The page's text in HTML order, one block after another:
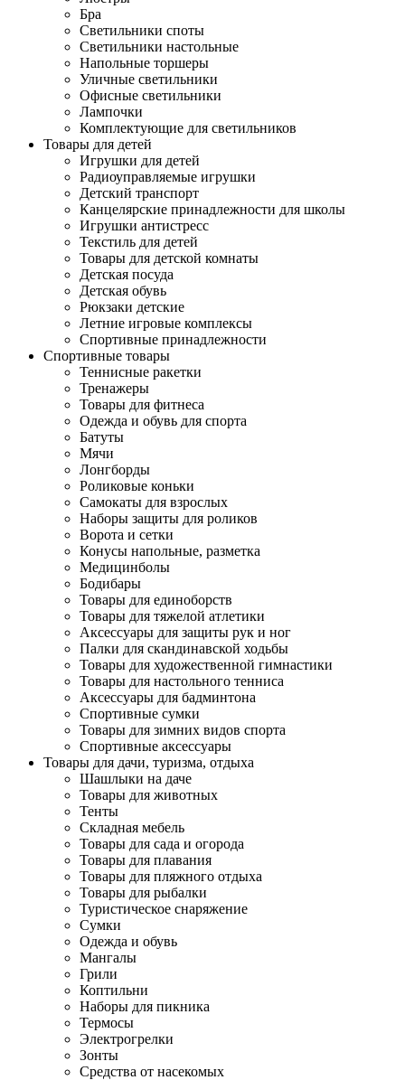
Бра
Светильники споты
Светильники настольные
Напольные торшеры
Уличные светильники
Офисные светильники
Лампочки
Комплектующие для светильников
Товары для детей
Игрушки для детей
Радиоуправляемые игрушки
Детский транспорт
Канцелярские принадлежности для школы
Игрушки антистресс
Текстиль для детей
Товары для детской комнаты
Детская посуда
Детская обувь
Рюкзаки детские
Летние игровые комплексы
Спортивные принадлежности
Спортивные товары
Теннисные ракетки
Тренажеры
Товары для фитнеса
Одежда и обувь для спорта
Батуты
Мячи
Лонгборды
Роликовые коньки
Самокаты для взрослых
Наборы защиты для роликов
Ворота и сетки
Конусы напольные, разметка
Медицинболы
Бодибары
Товары для единоборств
Товары для тяжелой атлетики
Аксессуары для защиты рук и ног
Палки для скандинавской ходьбы
Товары для художественной гимнастики
Товары для настольного тенниса
Аксессуары для бадминтона
Спортивные сумки
Товары для зимних видов спорта
Спортивные аксессуары
Товары для дачи, туризма, отдыха
Шашлыки на даче
Товары для животных
Тенты
Складная мебель
Товары для сада и огорода
Товары для плавания
Товары для пляжного отдыха
Товары для рыбалки
Туристическое снаряжение
Сумки
Одежда и обувь
Мангалы
Грили
Коптильни
Наборы для пикника
Термосы
Электрогрелки
Зонты
Средства от насекомых